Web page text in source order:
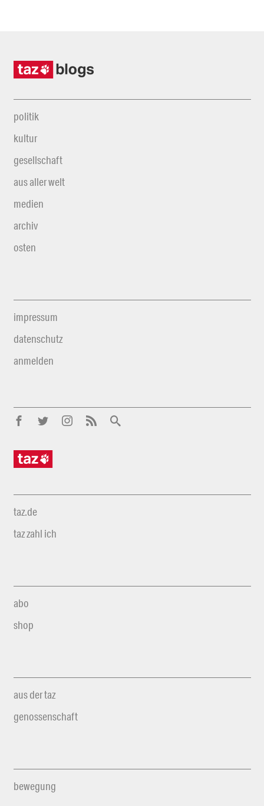
politik
kultur
gesellschaft
aus aller welt
medien
archiv
osten
impressum
datenschutz
anmelden
taz.de
taz zahl ich
abo
shop
aus der taz
genossenschaft
bewegung